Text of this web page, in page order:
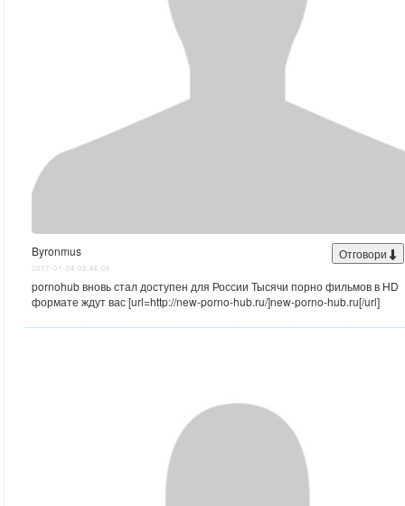
Byronmus
2017-01-04 02:46:08
pornohub вновь стал доступен для России Тысячи порно фильмов в HD
формате ждут вас [url=http://new-porno-hub.ru/]new-porno-hub.ru[/url]
Отговори